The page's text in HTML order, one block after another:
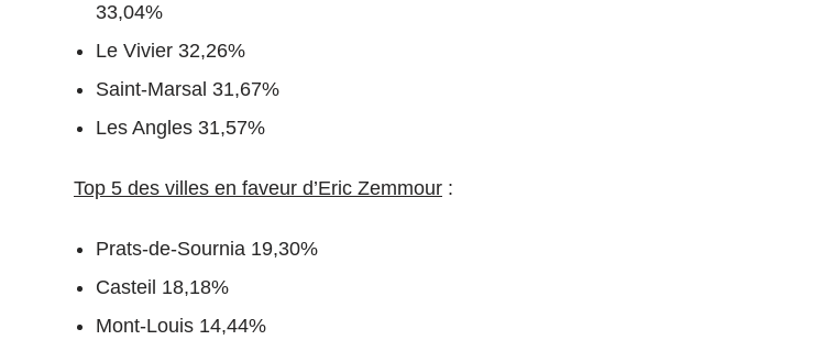
33,04%
Le Vivier 32,26%
Saint-Marsal 31,67%
Les Angles 31,57%
Top 5 des villes en faveur d’Eric Zemmour :
Prats-de-Sournia 19,30%
Casteil 18,18%
Mont-Louis 14,44%